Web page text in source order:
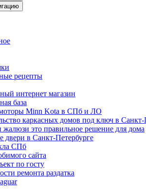
рецепты
интернет магазин
база
Minn Kota в СПб и ЛО
каркасных домов под ключ в Санкт-
жалюзи это правильное решение для дома
двери в Санкт-Петербурге
СПб
сайта
по госту
ремонта раздатка